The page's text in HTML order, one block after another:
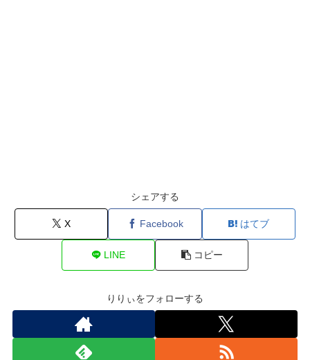
シェアする
X Facebook はてブ
LINE コピー
りりぃをフォローする